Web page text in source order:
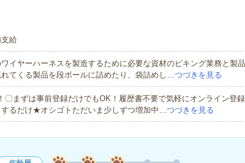
給
イヤーハーネスを製造するために必要な資材のピキング業務と製
てくる製品を段ボールに詰めたり、袋詰めし…つづきを見る
まずは事前登録だけでもOK！履歴書不要で気軽にオンライン登
するだけ★オシゴトただいま少しずつ増加中…つづきを見る